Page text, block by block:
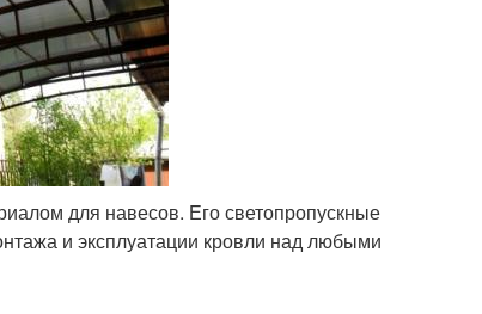
для навесов. Его светопропускные
и эксплуатации кровли над любыми